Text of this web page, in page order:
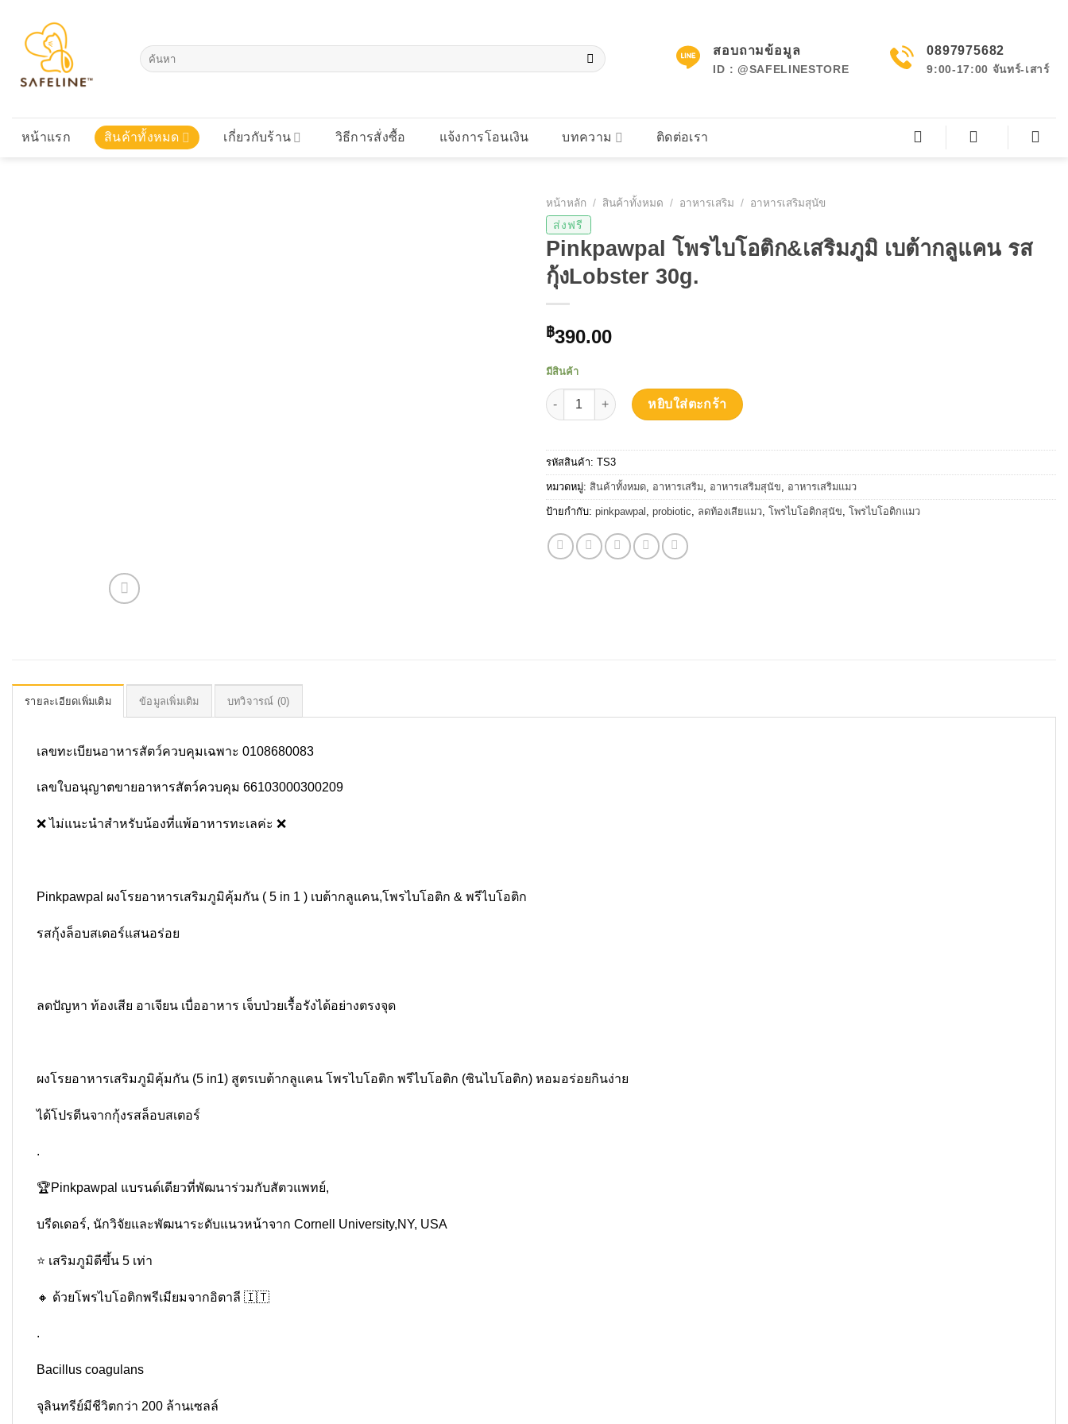
content
ค้นหา: สอบถามข้อมูล
ID : @SAFELINESTORE
0897975682
9:00-17:00 จันทร์-เสาร์
หน้าแรก สินค้าทั้งหมด เกี่ยวกับร้าน วิธีการสั่งซื้อ แจ้งการโอนเงิน บทความ ติดต่อเรา
หน้าหลัก / สินค้าทั้งหมด / อาหารเสริม / อาหารเสริมสุนัข
ส่งฟรี
Pinkpawpal โพรไบโอติก&เสริมภูมิ เบต้ากลูแคน รส
กุ้งLobster 30g.
฿390.00
มีสินค้า
จำนวน Pinkpawpal โพรไบโอติก&เสริมภูมิ เบต้ากลูแคน รสกุ้งLobster 30g. ชิ้น
หยิบใส่ตะกร้า
รหัสสินค้า: TS3
หมวดหมู่: สินค้าทั้งหมด อาหารเสริม อาหารเสริมสุนัข อาหารเสริมแมว
ป้ายกำกับ: pinkpawpal probiotic ลดท้องเสียแมว โพรไบโอติกสุนัข โพรไบโอติกแมว
รายละเอียดเพิ่มเติม ข้อมูลเพิ่มเติม บทวิจารณ์ (0)
เลขทะเบียนอาหารสัตว์ควบคุมเฉพาะ 0108680083
เลขใบอนุญาตขายอาหารสัตว์ควบคุม 66103000300209
❌ ไม่แนะนำสำหรับน้องที่แพ้อาหารทะเลค่ะ ❌
Pinkpawpal ผงโรยอาหารเสริมภูมิคุ้มกัน ( 5 in 1 ) เบต้ากลูแคน,โพรไบโอติก & พรีไบโอติก
รสกุ้งล็อบสเตอร์แสนอร่อย
ลดปัญหา ท้องเสีย อาเจียน เบื่ออาหาร เจ็บป่วยเรื้อรังได้อย่างตรงจุด
ผงโรยอาหารเสริมภูมิคุ้มกัน (5 in1) สูตรเบต้ากลูแคน โพรไบโอติก พรีไบโอติก (ซินไบโอติก) หอมอร่อยกินง่าย
ได้โปรตีนจากกุ้งรสล็อบสเตอร์
.
🏆Pinkpawpal แบรนด์เดียวที่พัฒนาร่วมกับสัตวแพทย์,
บรีดเดอร์, นักวิจัยและพัฒนาระดับแนวหน้าจาก Cornell University,NY, USA
⭐️ เสริมภูมิดีขึ้น 5 เท่า
🔸 ด้วยโพรไบโอติกพรีเมียมจากอิตาลี 🇮🇹
.
Bacillus coagulans
จุลินทรีย์มีชีวิตกว่า 200 ล้านเซลล์